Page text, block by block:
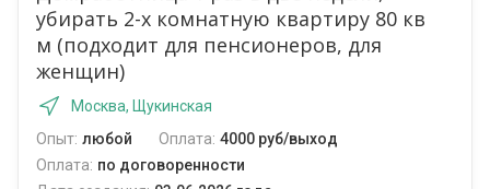
убирать 2-х комнатную квартиру 80 кв
м (подходит для пенсионеров, для
женщин)
Москва, Щукинская
Опыт: любой Оплата: 4000 руб/выход
Оплата: по договоренности